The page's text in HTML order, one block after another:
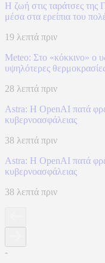
Η ζωή στις ταράτσες της
μέσα στα ερείπια του
19 λεπτά πριν
Meteo: Στο «κόκκινο» ο
υψηλότερες
28 λεπτά πριν
Astra: Η OpenAI πατά
κυβερνοασφάλειας
38 λεπτά πριν
Astra: Η OpenAI πατά
κυβερνοασφάλειας
38 λεπτά πριν
-